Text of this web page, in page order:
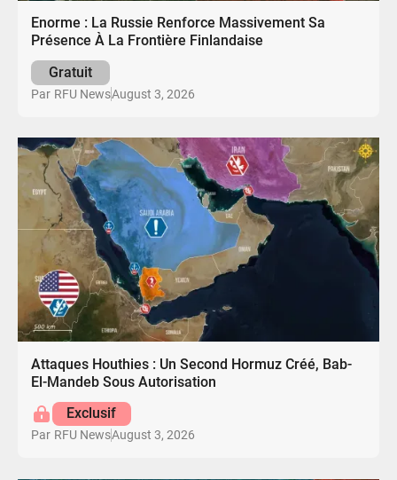
Enorme : La Russie Renforce Massivement Sa
Présence À La Frontière Finlandaise
Gratuit
Par RFU NewsAugust 3, 2026
Attaques Houthies : Un Second Hormuz Créé, Bab-
El-Mandeb Sous Autorisation
Exclusif
Par RFU NewsAugust 3, 2026